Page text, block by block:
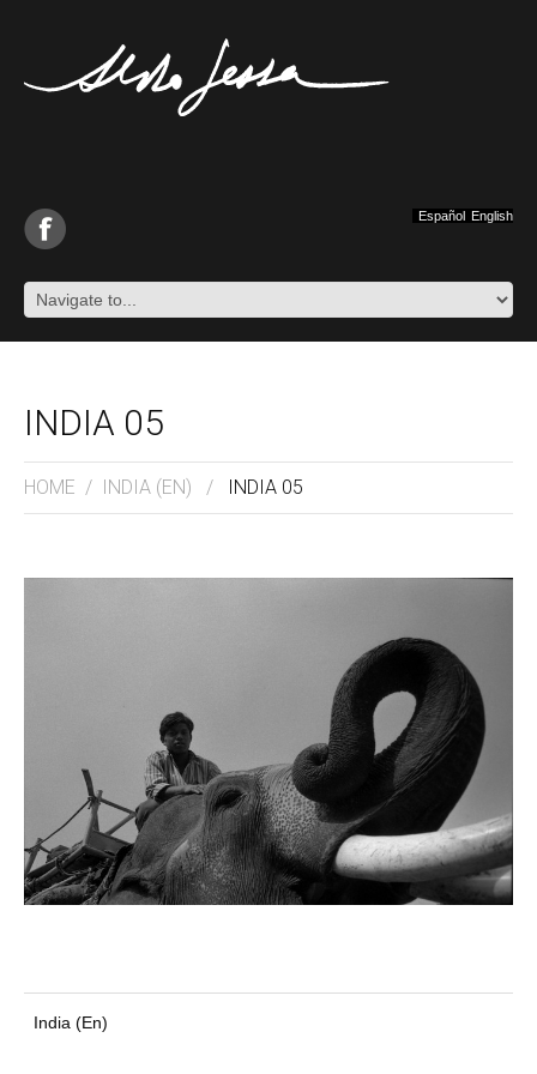
Español English
INDIA 05
HOME / INDIA (EN) / INDIA 05
India (En)